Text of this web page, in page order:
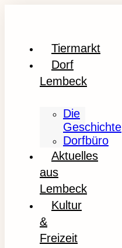
Tiermarkt
Dorf
Lembeck
Die
Geschichte
Dorfbüro
Aktuelles
aus
Lembeck
Kultur
&
Freizeit